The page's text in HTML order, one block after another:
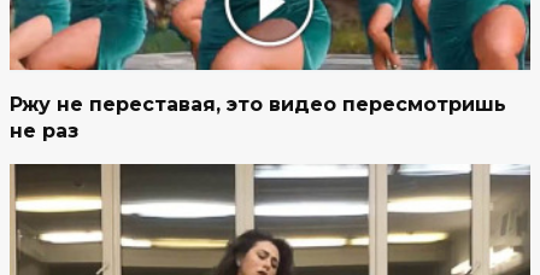
Ржу не переставая, это видео пересмотришь
не раз